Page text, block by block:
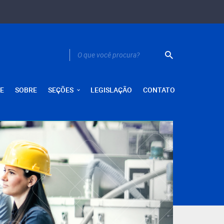
SOBRE SEÇÕES LEGISLAÇÃO CONTATO